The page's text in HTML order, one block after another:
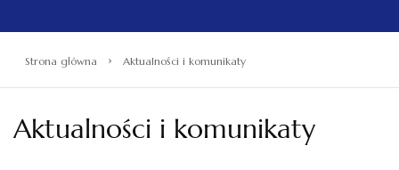
Strona główna › Aktualności i komunikaty
Aktualności i komunikaty